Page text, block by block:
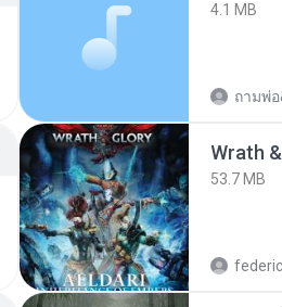
4.1 MB
ถามพ่อ
53.7 MB